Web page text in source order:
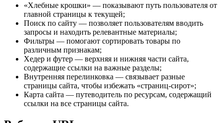
«Хлебные крошки» — показывают путь пользователя от
главной страницы к текущей;
Поиск по сайту — позволяет пользователям вводить
запросы и находить релевантные материалы;
Фильтры — помогают сортировать товары по
различным признакам;
Хедер и футер — верхняя и нижняя части сайта,
содержащие ссылки на важные разделы;
Внутренняя перелинковка — связывает разные
страницы сайта, чтобы избежать «страниц-сирот»;
Карта сайта — путеводитель по ресурсам, содержащий
ссылки на все страницы сайта.